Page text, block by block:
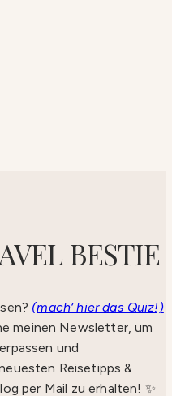
BESTIE
(mach‘ hier das Quiz!)
meinen Newsletter, um
und
Reisetipps &
per Mail zu erhalten! ✨